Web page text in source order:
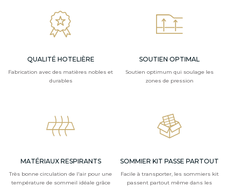
QUALITÉ HOTELIÈRE
Fabrication avec des matières nobles et
durables
SOUTIEN OPTIMAL
Soutien optimum qui soulage les
zones de pression
MATÉRIAUX RESPIRANTS
Très bonne circulation de l'air pour une
température de sommeil idéale grâce
SOMMIER KIT PASSE PARTOUT
Facile à transporter, les sommiers kit
passent partout même dans les